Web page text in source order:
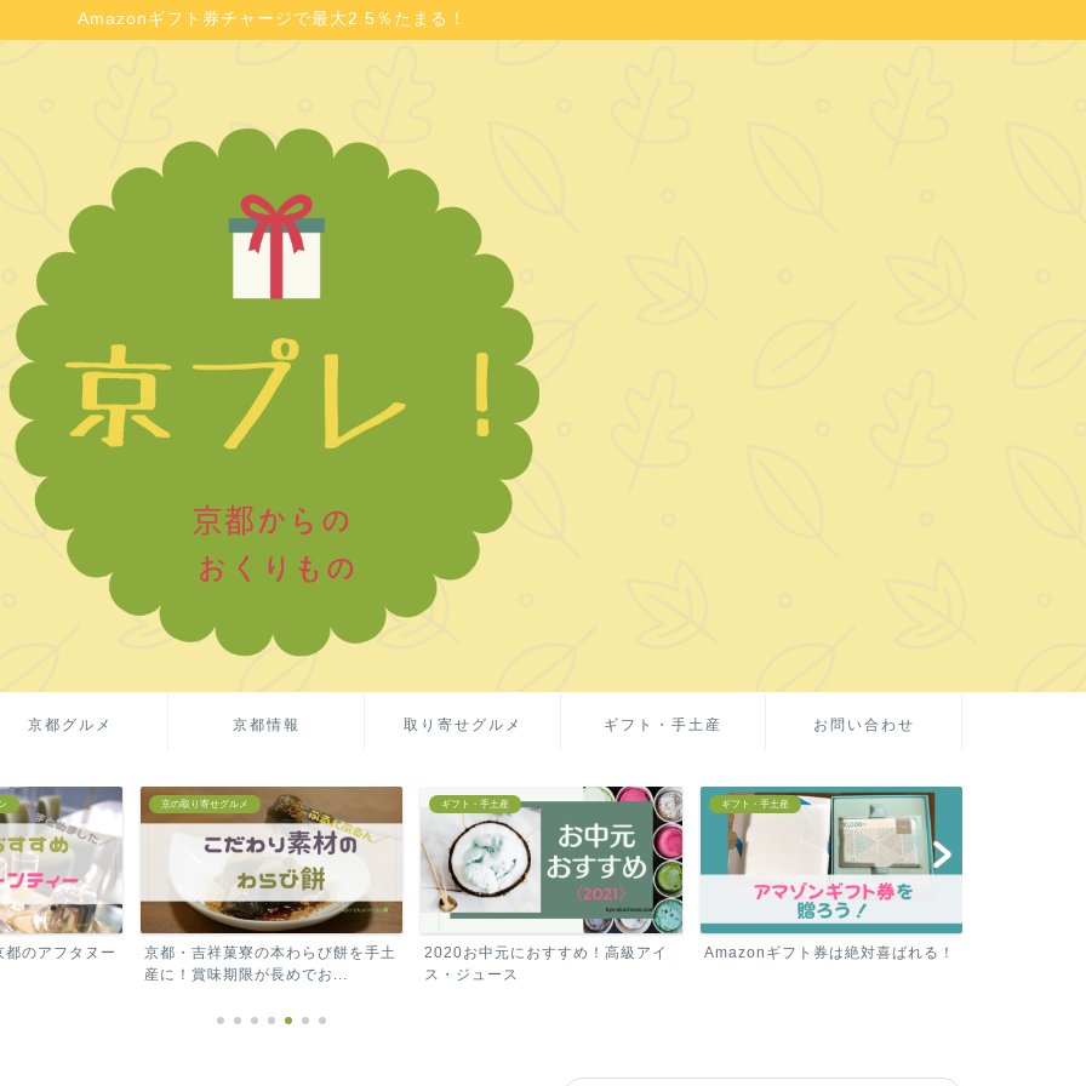
Amazonギフト券チャージで最大2.5％たまる！
京都グルメ 京都情報 取り寄せグルメ ギフト・手土産 お問い合わせ
らび餅を手土
ギフト・手土産
2020お中元におすすめ！高級アイ
ス・ジュース
ギフト・手土産
Amazonギフト券は絶対喜ばれる！
お取り寄せグルメ
ミシュラン1つ星の【テリーヌ】を